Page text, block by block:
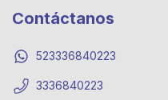
Contáctanos
523336840223
3336840223